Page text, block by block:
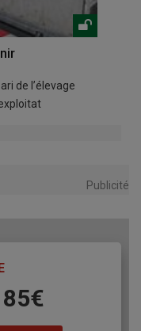
de l’élevage
Publicité